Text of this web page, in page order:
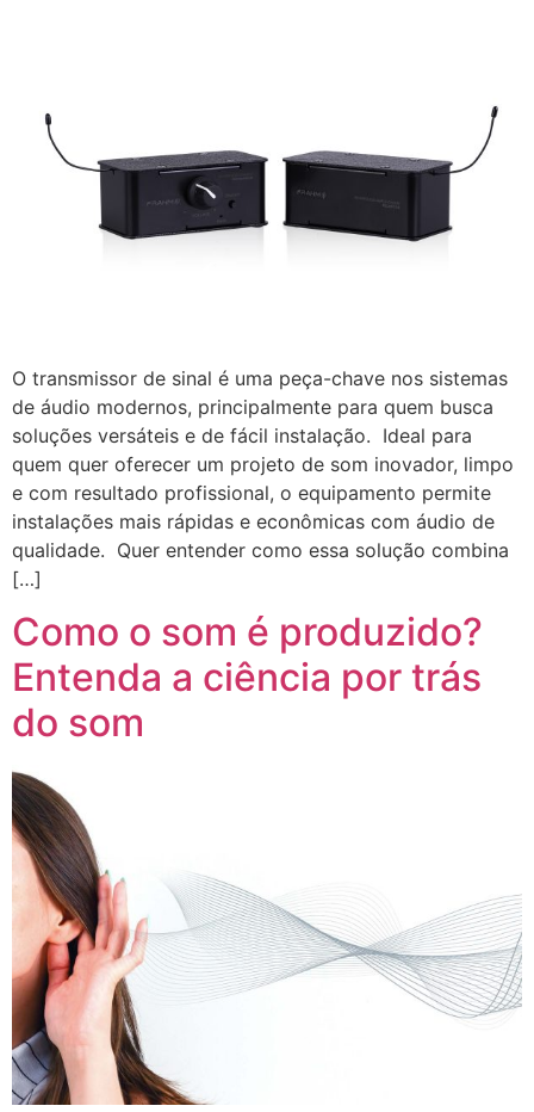
O transmissor de sinal é uma peça-chave nos sistemas
de áudio modernos, principalmente para quem busca
soluções versáteis e de fácil instalação. Ideal para
quem quer oferecer um projeto de som inovador, limpo
e com resultado profissional, o equipamento permite
instalações mais rápidas e econômicas com áudio de
qualidade. Quer entender como essa solução combina
[…]
Como o som é produzido?
Entenda a ciência por trás
do som